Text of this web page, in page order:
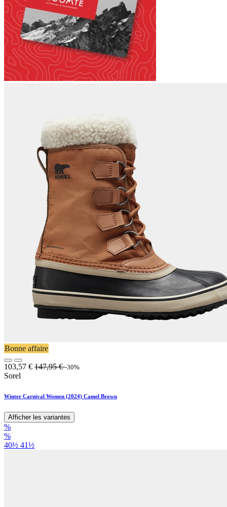
Bonne affaire
103,57 € 147,95€ -30%
Sorel
Winter Carnival Women (2024) Camel Brown
Afficher les variantes
%
%
40½ 41½